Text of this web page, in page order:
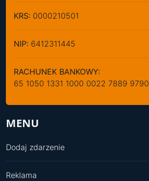
KRS: 0000210501
NIP: 6412311445
RACHUNEK BANKOWY:
65 1050 1331 1000 0022 7889 9790
MENU
Dodaj zdarzenie
Reklama